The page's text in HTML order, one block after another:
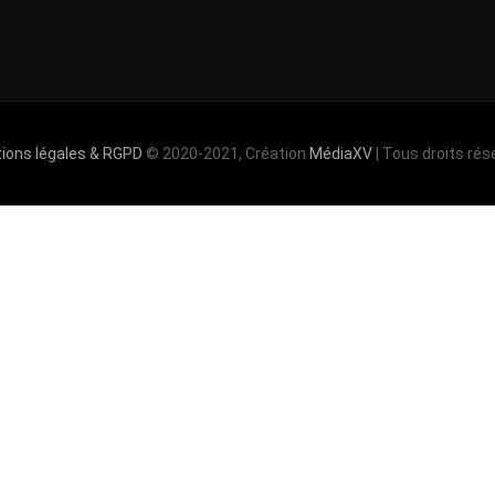
légales & RGPD © 2020-2021, Création MédiaXV | Tous droits